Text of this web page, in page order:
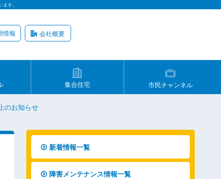
ます。
情報 会社概要
集合住宅 市民チャンネル
のお知らせ
新着情報一覧
障害メンテナンス情報一覧